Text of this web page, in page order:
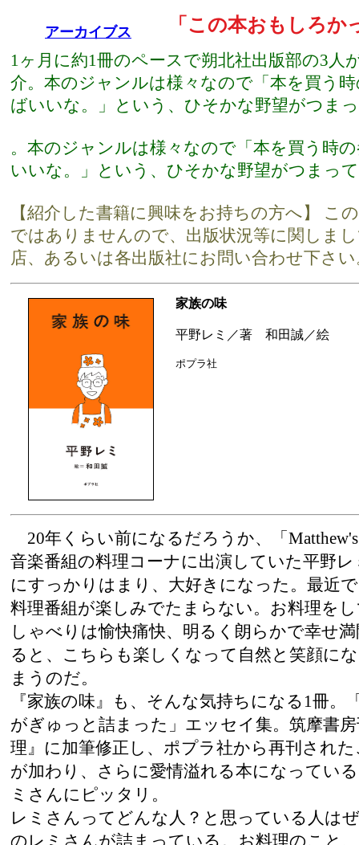
アーカイブス 「この本おもしろか
1ヶ月に約1冊のペースで朔北社出版部の3人
介。本のジャンルは様々なので「本を買う
ばいいな。」という、ひそかな野望がつま
。本のジャンルは様々なので「本を買う時
いいな。」という、ひそかな野望がつまっ
【紹介した書籍に興味をお持ちの方へ】 こ
ではありませんので、出版状況等に関しま
店、あるいは各出版社にお問い合わせ下さい
家族の味
平野レミ／著 和田誠／絵
ポプラ社
20年くらい前になるだろうか、「
音楽番組の料理コーナに出演していた平野
にすっかりはまり、大好きになった。最近
料理番組が楽しみでたまらない。お料理を
しゃべりは愉快痛快、明るく朗らかで幸せ
ると、こちらも楽しくなって自然と笑顔に
まうのだ。
『家族の味』も、そんな気持ちになる1冊。
がぎゅっと詰まった」エッセイ集。筑摩書
理』に加筆修正し、ポプラ社から再刊され
が加わり、さらに愛情溢れる本になってい
ミさんにピッタリ。
レミさんってどんな人？と思っている人は
のレミさんが詰まっている。お料理のこと